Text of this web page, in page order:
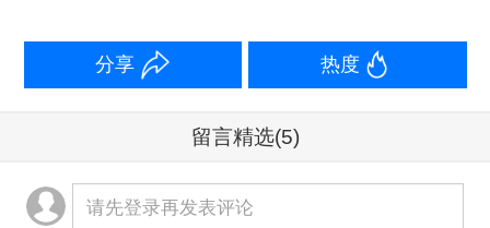
争，竞争才能产生繁荣”。而吉利控股集
团董事长李书福则更强调汽车产业具
有“开放、合作、协同”的特点，倡导“开
业发展是一场马拉松，跑得快的不一定
分享 热度
留言精选(5)
请先登录再发表评论